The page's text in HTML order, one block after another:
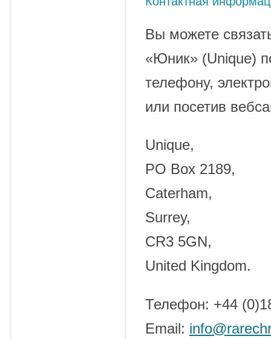
Вы можете
«Юник» (Unique)
телефону,
или посетив
Unique,
PO Box 2189,
Caterham,
Surrey,
CR3 5GN,
United Kingdom.
Телефон: +44
Email: